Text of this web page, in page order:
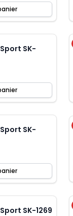
SK-
SK-
SK-1269